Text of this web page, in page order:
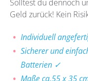
Solltest du dennoch
Geld zurück! Kein
Individuell
Sicherer und
Batterien ✓
Maße ca.55 x 35